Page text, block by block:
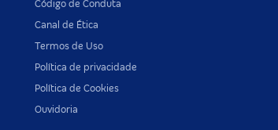
Código de Conduta
Canal de Ética
Termos de Uso
Política de privacidade
Política de Cookies
Ouvidoria